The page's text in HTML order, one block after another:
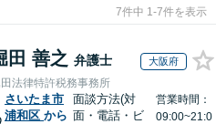
7件中 1-7件を表示
田 善之 弁護士 大阪府
法律特許税務事務所
さいたま市
浦和区 から
面談方法(対
面・電話・ビ
営業時間：
09:00~21:0